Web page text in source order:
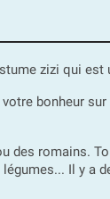
zizi qui est
bonheur sur
des romains.
Il y a